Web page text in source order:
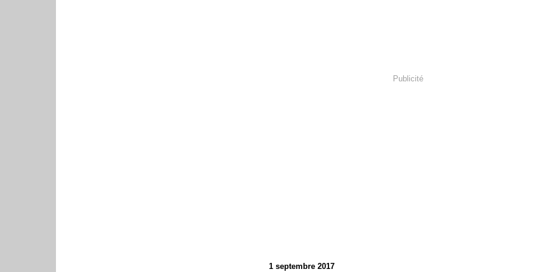
Publicité
1 septembre 2017